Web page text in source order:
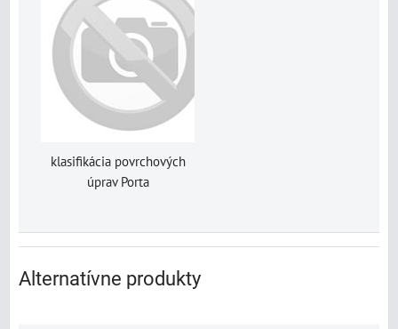
klasifikácia povrchových
úprav Porta
Alternatívne produkty